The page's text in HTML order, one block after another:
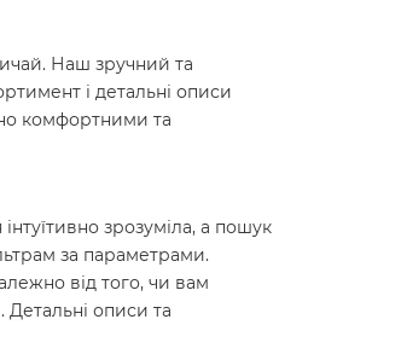
Наш зручний та
і детальні описи
комфортними та
зрозуміла, а пошук
за параметрами.
від того, чи вам
Детальні описи та